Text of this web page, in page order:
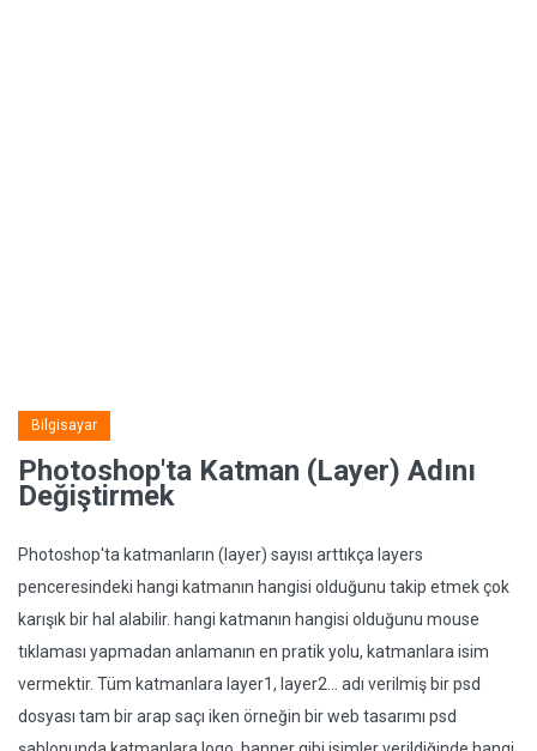
Bilgisayar
Photoshop'ta Katman (Layer) Adını
Değiştirmek
Photoshop'ta katmanların (layer) sayısı arttıkça layers
penceresindeki hangi katmanın hangisi olduğunu takip etmek çok
karışık bir hal alabilir. hangi katmanın hangisi olduğunu mouse
tıklaması yapmadan anlamanın en pratik yolu, katmanlara isim
vermektir. Tüm katmanlara layer1, layer2... adı verilmiş bir psd
dosyası tam bir arap saçı iken örneğin bir web tasarımı psd